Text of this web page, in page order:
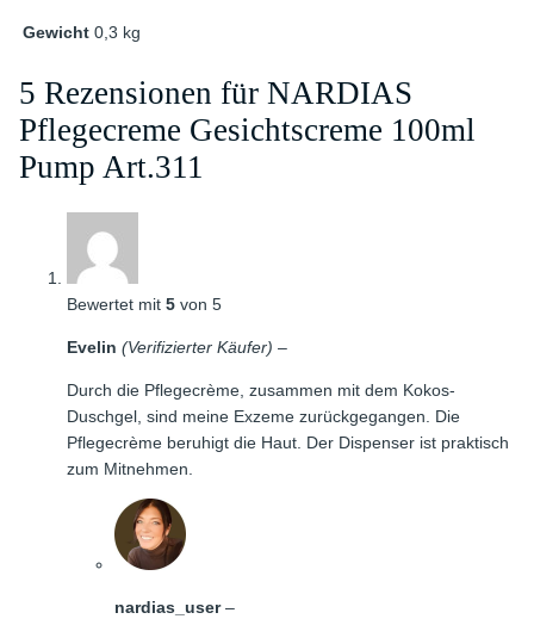
Gewicht 0,3 kg
5 Rezensionen für NARDIAS
Pflegecreme Gesichtscreme 100ml
Pump Art.311
Bewertet mit 5 von 5
Evelin (Verifizierter Käufer) –
Durch die Pflegecrème, zusammen mit dem Kokos-
Duschgel, sind meine Exzeme zurückgegangen. Die
Pflegecrème beruhigt die Haut. Der Dispenser ist praktisch
zum Mitnehmen.
nardias_user–